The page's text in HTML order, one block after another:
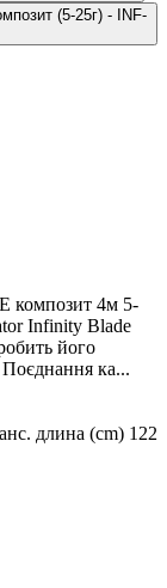
(5-25г) - INF-
композит 4м 5-
Infinity Blade
його
Поєднання ка...
длина (cm) 122